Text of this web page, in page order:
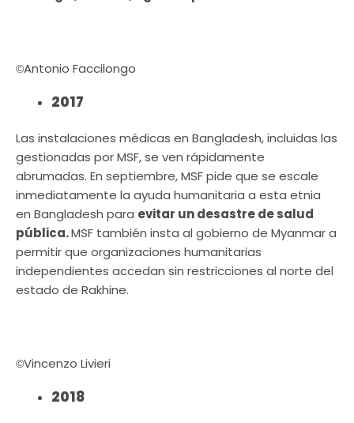
©Antonio Faccilongo
2017
Las instalaciones médicas en Bangladesh, incluidas las
gestionadas por MSF, se ven rápidamente
abrumadas. En septiembre, MSF pide que se escale
inmediatamente la ayuda humanitaria a esta etnia
en Bangladesh para evitar un desastre de salud
pública.MSF también insta al gobierno de Myanmar a
permitir que organizaciones humanitarias
independientes accedan sin restricciones al norte del
estado de Rakhine.
©Vincenzo Livieri
2018